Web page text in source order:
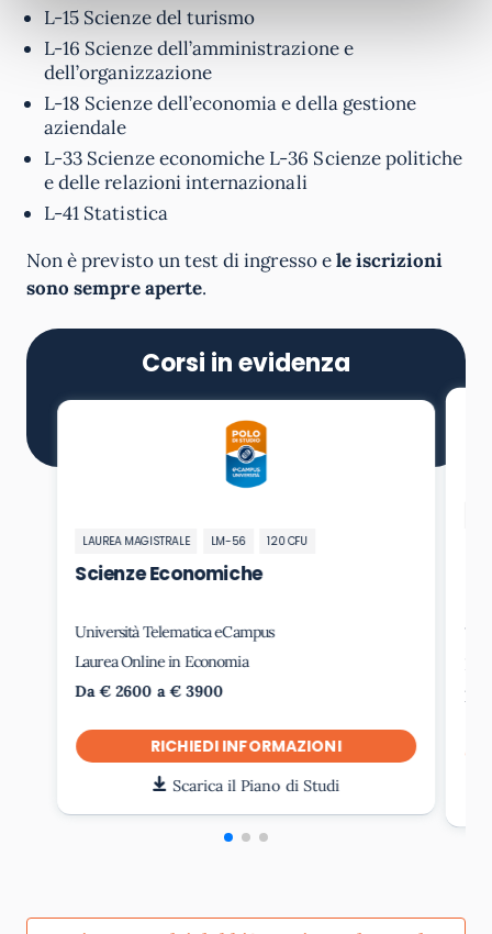
L-15 Scienze del turismo
L-16 Scienze dell’amministrazione e
dell’organizzazione
L-18 Scienze dell’economia e della gestione
aziendale
L-33 Scienze economiche L-36 Scienze politiche
e delle relazioni internazionali
L-41 Statistica
Non è previsto un test di ingresso ele iscrizioni
sono sempre aperte.
Corsi in evidenza
LAUREA MAGISTRALE LM-56 120 CFU
Scienze Economiche
Università Telematica eCampus
Laurea Online in Economia
Da € 2600 a € 3900
RICHIEDI INFORMAZIONI
Scarica il Piano di Studi
Da